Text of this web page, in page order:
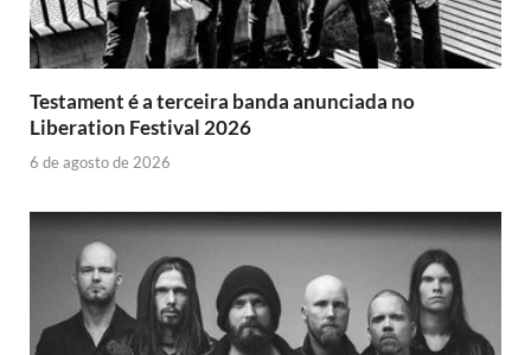
Testament é a terceira banda anunciada no
Liberation Festival 2026
6 de agosto de 2026